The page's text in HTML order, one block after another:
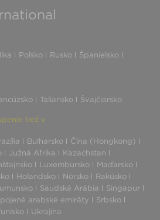
Poľsko Rusko
Španielsko
Taliansko Švajčiarsko
tiež v
Bulharsko
Čína (Hongkong)
Južná Afrika
Kazachstan
Luxembursko
Maďarsko
Holandsko Nórsko
Rakúsko
Saudská Arábia
Singapur
arabské emiráty
Srbsko
Ukrajina